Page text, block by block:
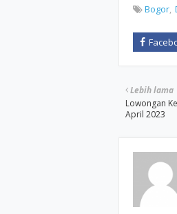
Bogor
Lebih lama
Lowongan
April 2023